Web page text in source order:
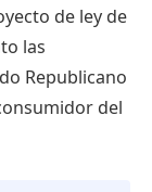
de ley de
las
Republicano
del